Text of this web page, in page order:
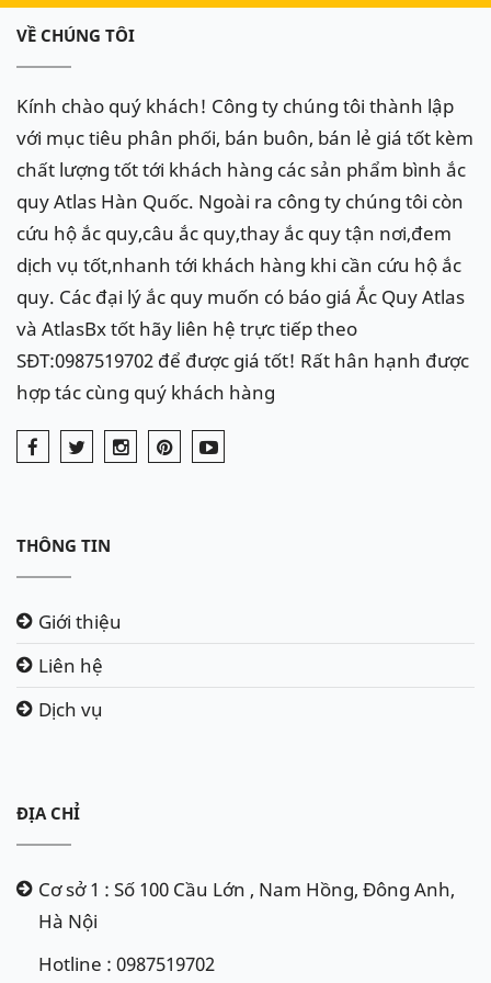
Xe Mercedes E280 sử dụng acquy phụ loại 12V - 12Ah,
mã A0009829308, ắc quy Eco thực hiện chức năng Star
Stop của xe khi dừng đỗ ( tự động khởi động lại xe khi
chờ đèn xanh đỏ).
Các mã bình thay thế cho xe Mercedes E280 tham
khảo dưới đây:
VỀ CHÚNG TÔI
Kính chào quý khách! Công ty chúng tôi thành lập
với mục tiêu phân phối, bán buôn, bán lẻ giá tốt kèm
chất lượng tốt tới khách hàng các sản phẩm bình ắc
quy Atlas Hàn Quốc. Ngoài ra công ty chúng tôi còn
cứu hộ ắc quy,câu ắc quy,thay ắc quy tận nơi,đem
dịch vụ tốt,nhanh tới khách hàng khi cần cứu hộ ắc
quy. Các đại lý ắc quy muốn có báo giá Ắc Quy Atlas
và AtlasBx tốt hãy liên hệ trực tiếp theo
SĐT:0987519702 để được giá tốt! Rất hân hạnh được
hợp tác cùng quý khách hàng
THÔNG TIN
Giới thiệu
Liên hệ
Dịch vụ
ĐỊA CHỈ
Cơ sở 1 : Số 100 Cầu Lớn , Nam Hồng, Đông Anh,
Hà Nội
Hotline : 0987519702